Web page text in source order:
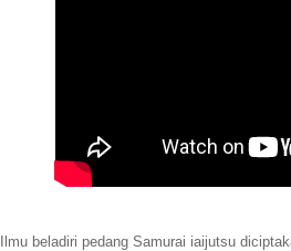
Ilmu beladiri pedang Samurai iaijutsu